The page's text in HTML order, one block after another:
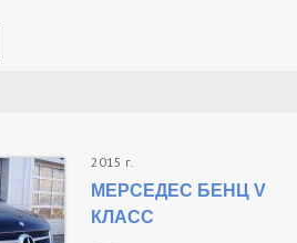
2015 г.
МЕРСЕДЕС БЕНЦ V
КЛАСС